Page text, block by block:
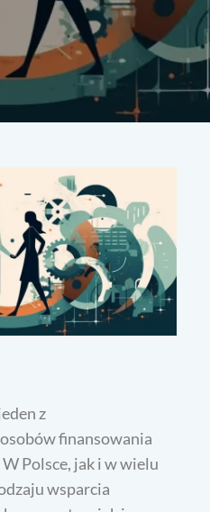
z
finansowania
Polsce, jak i w wielu
wsparcia